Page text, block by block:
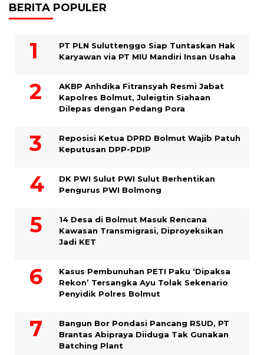
BERITA POPULER
PT PLN Suluttenggo Siap Tuntaskan Hak
Karyawan via PT MIU Mandiri Insan Usaha
AKBP Anhdika Fitransyah Resmi Jabat
Kapolres Bolmut, Juleigtin Siahaan
Dilepas dengan Pedang Pora
Reposisi Ketua DPRD Bolmut Wajib Patuh
Keputusan DPP-PDIP
DK PWI Sulut PWI Sulut Berhentikan
Pengurus PWI Bolmong
14 Desa di Bolmut Masuk Rencana
Kawasan Transmigrasi, Diproyeksikan
Jadi KET
Kasus Pembunuhan PETI Paku ‘Dipaksa
Rekon’ Tersangka Ayu Tolak Sekenario
Penyidik Polres Bolmut
Bangun Bor Pondasi Pancang RSUD, PT
Brantas Abipraya Diiduga Tak Gunakan
Batching Plant